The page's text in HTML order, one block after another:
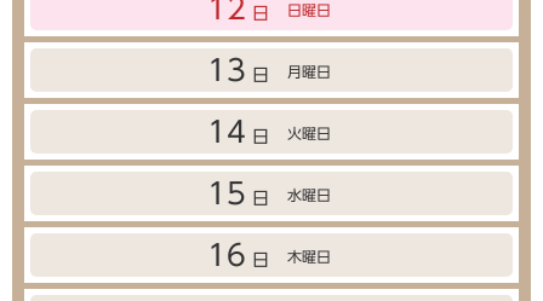
12 日 日曜日
13 日 月曜日
14 日 火曜日
15 日 水曜日
16 日 木曜日